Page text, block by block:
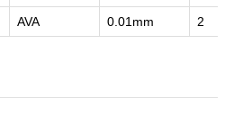
AVA 0.01mm 2